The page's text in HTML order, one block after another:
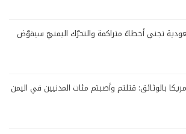
تجني أخطاءً متراكمة والتحرّك اليمنيّ سيقوّض
بالوثائق: قتلتم وأصبتم مئات المدنيين في اليمن